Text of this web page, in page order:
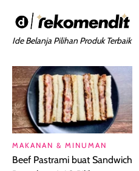
Ide Belanja Pilihan Produk Terbaik
MAKANAN & MINUMAN
Beef Pastrami buat Sandwich